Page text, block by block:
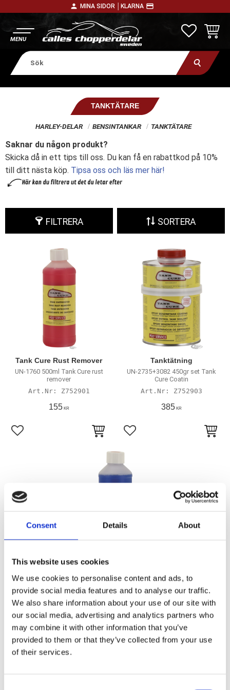
Consent Details About
This website uses cookies
We use cookies to personalise content and ads, to
provide social media features and to analyse our traffic.
We also share information about your use of our site with
our social media, advertising and analytics partners who
may combine it with other information that you’ve
provided to them or that they’ve collected from your use
of their services.
person MINA SIDOR │ KLARNA payment
TANKTÄTARE
HARLEY-DELAR BENSINTANKAR TANKTÄTARE
Saknar du någon produkt?
Skicka då in ett tips till oss. Du kan få en rabattkod på 10%
till ditt nästa köp. Tipsa oss och läs mer här!
FILTRERA SORTERA
Tank Cure Rust Remover
UN-1760 500ml Tank Cure rust
remover
Z752901
155KR
Lägg till i favoriter
Tanktätning
UN-2735+3082 450gr set Tank
Cure Coatin
Z752903
385KR
Lägg till i favoriter
Tank Cure Cleaner
UN-3266 500ml Tank Cure
Cleaner
Z752900
155
Lägg till i favoriter